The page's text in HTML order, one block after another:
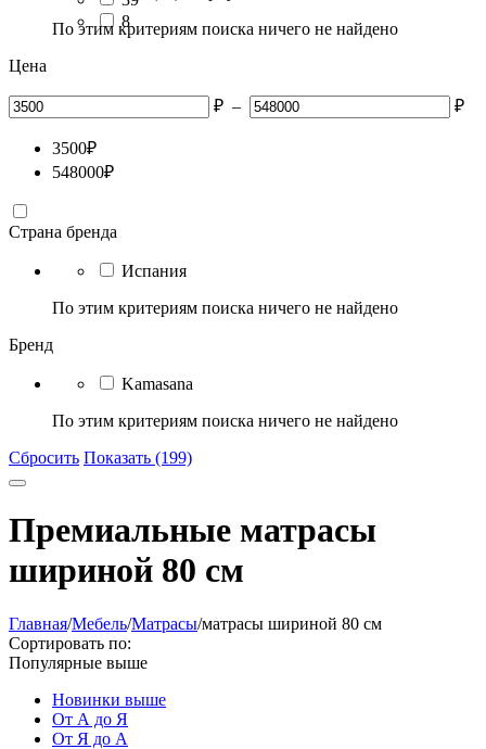
8
По этим критериям поиска ничего не найдено
Цена
₽ – ₽
3500₽
548000₽
Страна бренда
Испания
По этим критериям поиска ничего не найдено
Бренд
Kamasana
По этим критериям поиска ничего не найдено
Сбросить Показать (199)
Премиальные матрасы
шириной 80 см
Главная/Мебель/Матрасы/матрасы шириной 80 см
Сортировать по:
Популярные выше
Новинки выше
От А до Я
От Я до А